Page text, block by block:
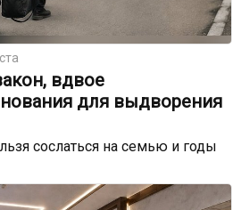
вдвое
для выдворения
сослаться на семью и годы